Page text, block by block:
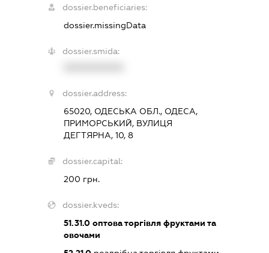
dossier.beneficiaries:
dossier.missingData
dossier.smida:
dossier.address:
65020, ОДЕСЬКА ОБЛ., ОДЕСА,
ПРИМОРСЬКИЙ, ВУЛИЦЯ
ДЕГТЯРНА, 10, 8
dossier.capital:
200 грн.
dossier.kveds:
51.31.0оптова торгівля фруктами та
овочами